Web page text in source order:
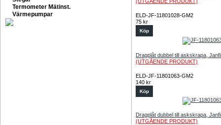
Termometer Mätinst.
Värmepumpar
ELD-JF-11801028-GM2
75 kr
Köp
Dragplåt dubbel till askskrapa,
(UTGÅENDE PRODUKT)
ELD-JF-11801063-GM2
140 kr
Köp
Dragplåt dubbel till askskrapa,
(UTGÅENDE PRODUKT)